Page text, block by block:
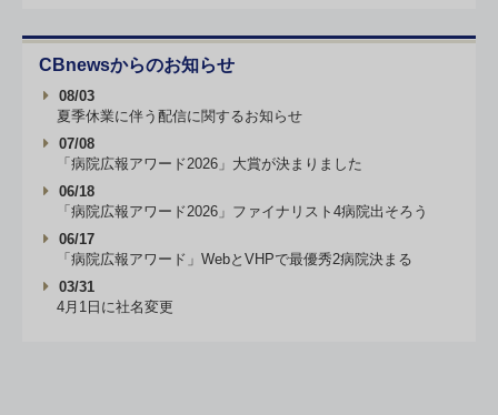
CBnewsからのお知らせ
08/03
夏季休業に伴う配信に関するお知らせ
07/08
「病院広報アワード2026」大賞が決まりました
06/18
「病院広報アワード2026」ファイナリスト4病院出そろう
06/17
「病院広報アワード」WebとVHPで最優秀2病院決まる
03/31
4月1日に社名変更